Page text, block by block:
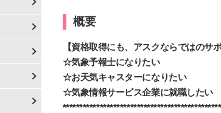
概要
【資格取得にも、アスクならではのサ
☆気象予報士になりたい
☆お天気キャスターになりたい
☆気象情報サービス企業に就職したい